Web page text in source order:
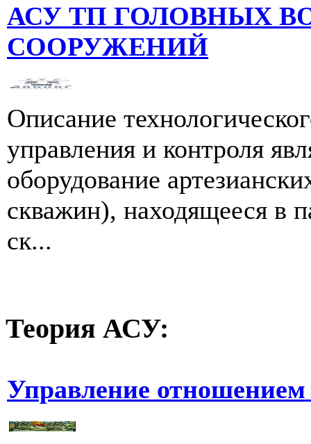
АСУ ТП ГОЛОВНЫХ
СООРУЖЕНИЙ
Описание
управления и контроля
оборудование
скважин), находящееся в
ск...
Теория АСУ:
Управление